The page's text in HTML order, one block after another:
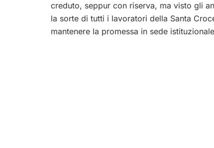
creduto, seppur con riserva, ma visto gli
la sorte di tutti i lavoratori della Santa
mantenere la promessa in sede